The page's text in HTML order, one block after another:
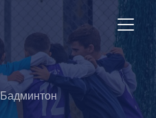
Бадминтон